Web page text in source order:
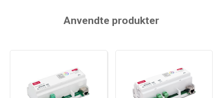
Anvendte produkter